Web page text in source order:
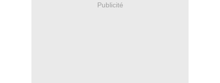
Publicité